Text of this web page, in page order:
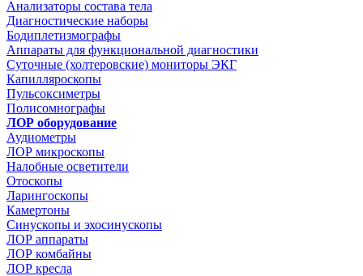
Анализаторы состава тела
Диагностические наборы
Бодиплетизмографы
Аппараты для функциональной диагностики
Суточные (холтеровские) мониторы ЭКГ
Капилляроскопы
Пульсоксиметры
Полисомнографы
ЛОР оборудование
Аудиометры
ЛОР микроскопы
Налобные осветители
Отоскопы
Ларингоскопы
Камертоны
Синускопы и эхосинускопы
ЛОР аппараты
ЛОР комбайны
ЛОР кресла